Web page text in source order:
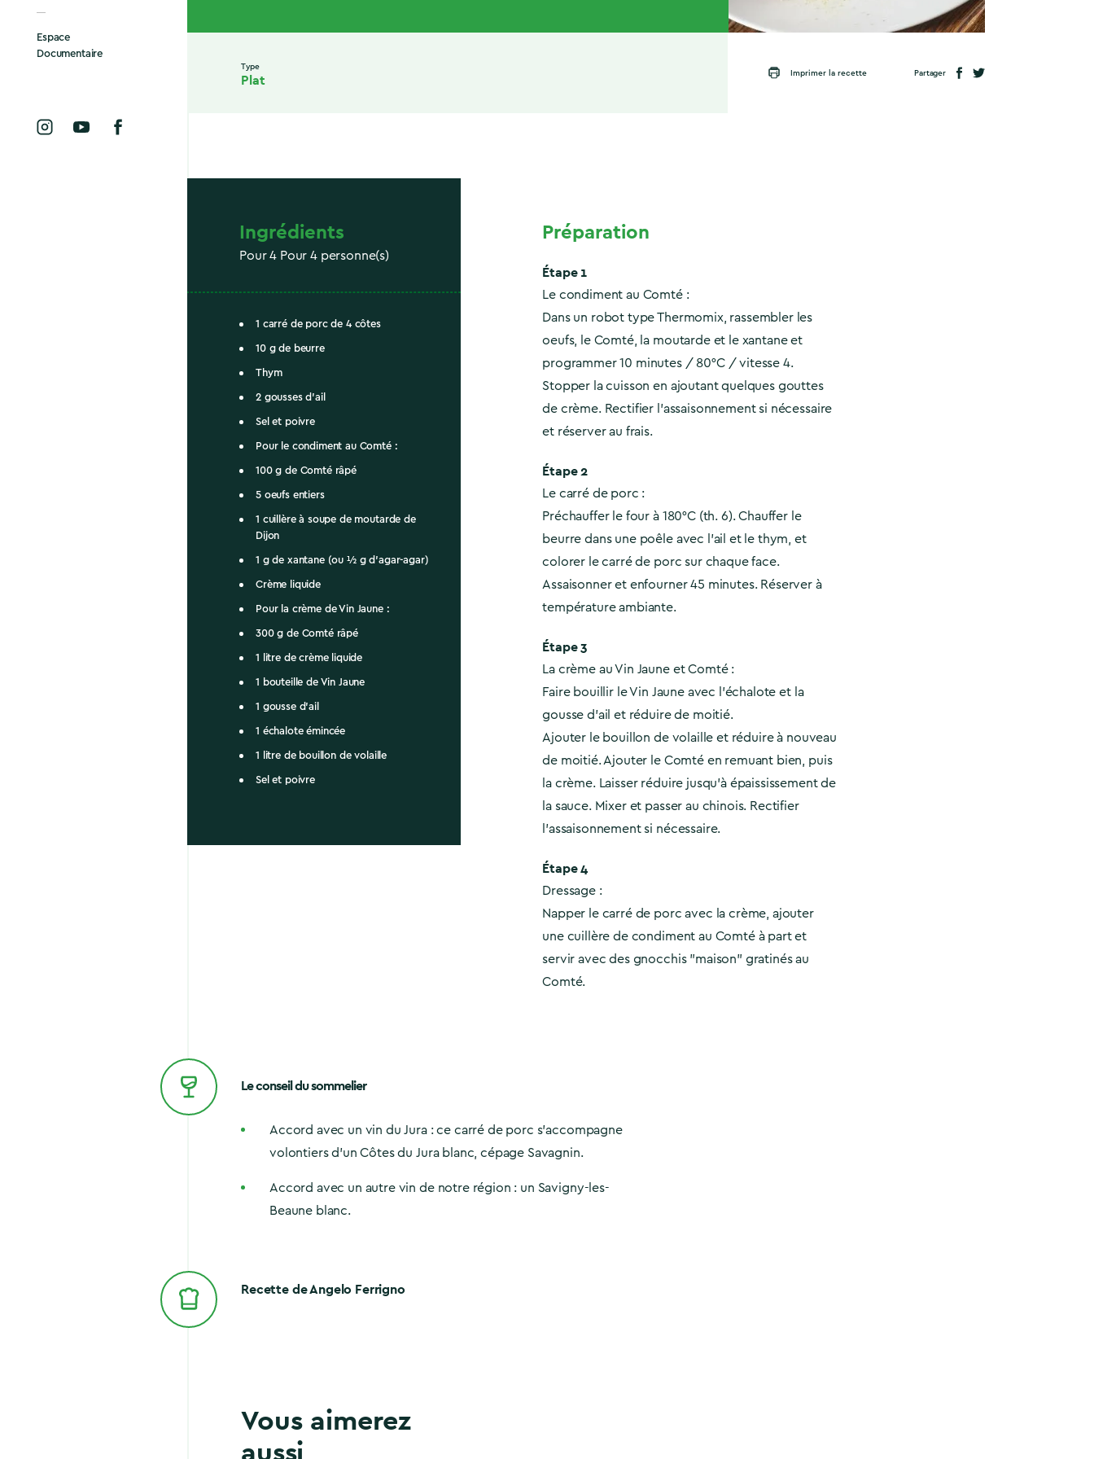
Espace
Documentaire
Type
Plat Imprimer la recette Partager
Ingrédients
Pour 4 Pour 4 personne(s)
1 carré de porc de 4 côtes
10 g de beurre
Thym
2 gousses d’ail
Sel et poivre
Pour le condiment au Comté :
100 g de Comté râpé
5 oeufs entiers
1 cuillère à soupe de moutarde de
Dijon
1 g de xantane (ou ½ g d’agar-agar)
Crème liquide
Pour la crème de Vin Jaune :
300 g de Comté râpé
1 litre de crème liquide
1 bouteille de Vin Jaune
1 gousse d’ail
1 échalote émincée
1 litre de bouillon de volaille
Sel et poivre
Préparation
Étape 1
Le condiment au Comté :
Dans un robot type Thermomix, rassembler les
oeufs, le Comté, la moutarde et le xantane et
programmer 10 minutes / 80°C / vitesse 4.
Stopper la cuisson en ajoutant quelques gouttes
de crème. Rectifier l’assaisonnement si nécessaire
et réserver au frais.
Étape 2
Le carré de porc :
Préchauffer le four à 180°C (th. 6). Chauffer le
beurre dans une poêle avec l’ail et le thym, et
colorer le carré de porc sur chaque face.
Assaisonner et enfourner 45 minutes. Réserver à
température ambiante.
Étape 3
La crème au Vin Jaune et Comté :
Faire bouillir le Vin Jaune avec l’échalote et la
gousse d’ail et réduire de moitié.
Ajouter le bouillon de volaille et réduire à nouveau
de moitié. Ajouter le Comté en remuant bien, puis
la crème. Laisser réduire jusqu’à épaississement de
la sauce. Mixer et passer au chinois. Rectifier
l’assaisonnement si nécessaire.
Étape 4
Dressage :
Napper le carré de porc avec la crème, ajouter
une cuillère de condiment au Comté à part et
servir avec des gnocchis "maison" gratinés au
Comté.
Le conseil du sommelier
Accord avec un vin du Jura : ce carré de porc s'accompagne
volontiers d'un Côtes du Jura blanc, cépage Savagnin.
Accord avec un autre vin de notre région : un Savigny-les-
Beaune blanc.
Recette de Angelo Ferrigno
Vous aimerez
aussi